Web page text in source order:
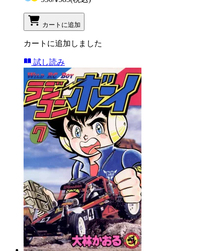
カートに追加
カートに追加しました
試し読み